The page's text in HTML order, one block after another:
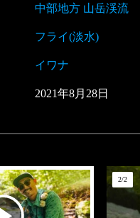
中部地方 山岳渓流
フライ(淡水)
イワナ
2021年8月 28日
2/2